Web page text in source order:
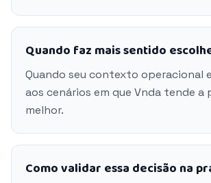
Quando faz mais sentido
Quando seu contexto operacional
aos cenários em que Vnda tende a
melhor.
Como validar essa decisão na